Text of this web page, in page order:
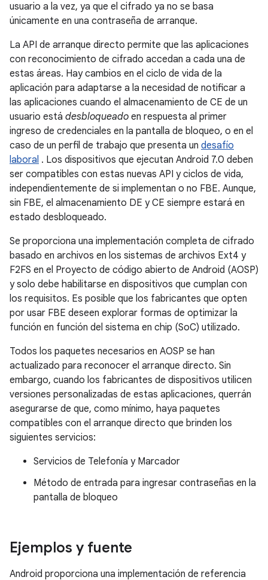
usuario a la vez, ya que el cifrado ya no se basa
únicamente en una contraseña de arranque.
La API de arranque directo permite que las aplicaciones
con reconocimiento de cifrado accedan a cada una de
estas áreas. Hay cambios en el ciclo de vida de la
aplicación para adaptarse a la necesidad de notificar a
las aplicaciones cuando el almacenamiento de CE de un
usuario está desbloqueado en respuesta al primer
ingreso de credenciales en la pantalla de bloqueo, o en el
caso de un perfil de trabajo que presenta un desafío
laboral . Los dispositivos que ejecutan Android 7.0 deben
ser compatibles con estas nuevas API y ciclos de vida,
independientemente de si implementan o no FBE. Aunque,
sin FBE, el almacenamiento DE y CE siempre estará en
estado desbloqueado.
Se proporciona una implementación completa de cifrado
basado en archivos en los sistemas de archivos Ext4 y
F2FS en el Proyecto de código abierto de Android (AOSP)
y solo debe habilitarse en dispositivos que cumplan con
los requisitos. Es posible que los fabricantes que opten
por usar FBE deseen explorar formas de optimizar la
función en función del sistema en chip (SoC) utilizado.
Todos los paquetes necesarios en AOSP se han
actualizado para reconocer el arranque directo. Sin
embargo, cuando los fabricantes de dispositivos utilicen
versiones personalizadas de estas aplicaciones, querrán
asegurarse de que, como mínimo, haya paquetes
compatibles con el arranque directo que brinden los
siguientes servicios:
Servicios de Telefonía y Marcador
Método de entrada para ingresar contraseñas en la
pantalla de bloqueo
Ejemplos y fuente
Android proporciona una implementación de referencia